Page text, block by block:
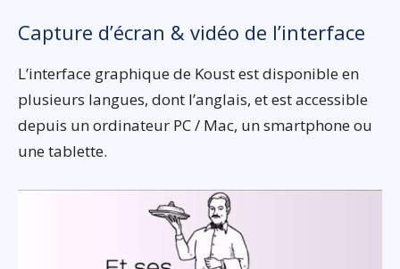
Capture d’écran & vidéo de l’interface
L’interface graphique de Koust est disponible en
plusieurs langues, dont l’anglais, et est accessible
depuis un ordinateur PC / Mac, un smartphone ou
une tablette.